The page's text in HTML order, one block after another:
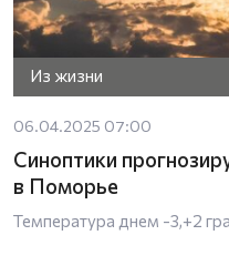
Из жизни
06.04.2025 07:00
Синоптики
в Поморье
Температура днем -3,+2